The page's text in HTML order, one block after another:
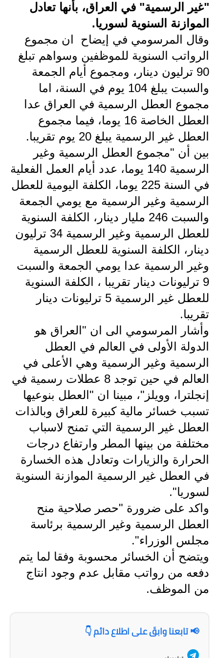
الاخبار الاقتصادية
الاخبار الرياضية
المدارس
اخبار وقرارات وزارة التربية
نتائج الامتحانات
المرحلة الابتدائية
المرحلة المتوسطة
المرحلة الاعدادية
اسئلة وزارية
المرحلة الابتدائية
المرحلة المتوسطة
المرحلة الاعدادية
مرشحات
المرحلة المتوسطة
المرحلة الاعدادية
كتب مدرسية
المرحلة الابتدائية
المرحلة المتوسطة
المرحلة الاعدادية
ملازم دراسية
المرحلة المتوسطة
دروس
المرحلة الابتدائية
المرحلة الاعدادية
"غير الرسمية" في العراق، بأنها تعادل
الموازنة السنوية لسوريا.
وقال المرسومي في إيضاح ان مجموع
الرواتب السنوية للموظفين وسواهم تبلغ
90 ترليون دينار، ومجموع أيام الجمعة
والسبت يبلغ 104 يوم في السنة، اما
مجموع العطل الرسمية في العراق عدا
العطل الخاصة 16 يوما، فيما مجموع
العطل غير الرسمية يبلغ 20 يوم تقريبا.
بين أن "مجموع العطل الرسمية وغير
الرسمية 140 يوما، عدد أيام العمل الفعلية
في السنة 225 يوما، الكلفة اليومية للعطل
الرسمية وغير الرسمية مع يومي الجمعة
والسبت 246 مليار دينار، الكلفة السنوية
للعطل الرسمية وغير الرسمية 34 ترليون
دينار، الكلفة السنوية للعطل الرسمية
وغير الرسمية عدا يومي الجمعة والسبت
9 ترليونات دينار تقريبا ، الكلفة السنوية
للعطل غير الرسمية 5 ترليونات دينار
تقريبا.
وأشار المرسومي الى ان "العراق هو
الدولة الأولى في العالم في العطل
الرسمية وغير الرسمية وهي الأعلى في
العالم في حين توجد 8 عطلات رسمية في
إنجلترا، وويلز"، مبينا ان "العطل بنوعيها
تسبب خسائر مالية كبيرة للعراق وبالذات
العطل غير الرسمية التي تمنح لاسباب
مختلفة من بينها المطر وارتفاع درجات
الحرارة والزيارات وتعادل هذه الخسارة
في العطل غير الرسمية الموازنة السنوية
لسوريا".
واكد على ضرورة "حصر صلاحية منح
العطل الرسمية وغير الرسمية برئاسة
مجلس الوزراء".
ويتضح أن الخسائر محسوبة وفقا لما يتم
دفعه من رواتب مقابل عدم وجود انتاج
من الموظف.
📢 تابعنا وابقَ على اطلاع دائم 👇